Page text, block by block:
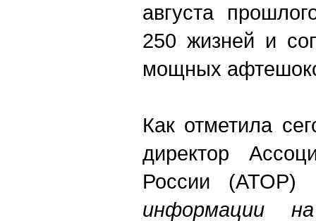
августа
250 жизней и
мощных
Как отметила
директор
России (АТОР)
информации